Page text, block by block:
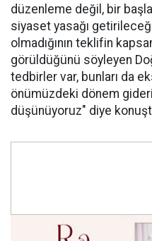
düzenleme değil, bir
siyaset yasağı
olmadığının teklifin
görüldüğünü söyleyen
tedbirler var, bunları da
önümüzdeki dönem
düşünüyoruz" diye